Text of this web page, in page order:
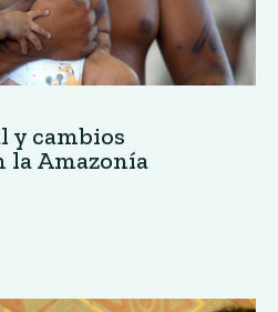
y cambios
la Amazonía